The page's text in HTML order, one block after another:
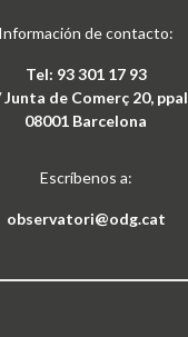
Información de contacto:
Tel: 93 301 17 93
Junta de Comerç 20, ppal
08001 Barcelona
Escríbenos a:
observatori@odg.cat